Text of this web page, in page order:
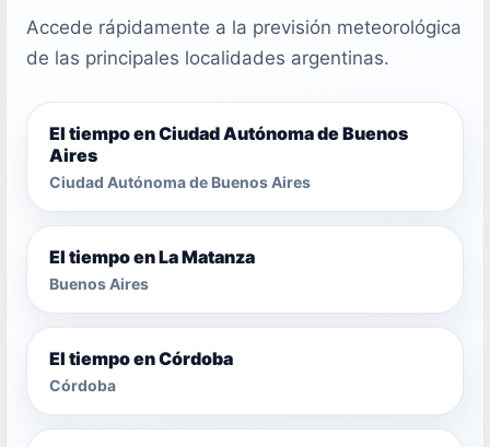
Accede rápidamente a la previsión meteorológica
de las principales localidades argentinas.
El tiempo en Ciudad Autónoma de Buenos
Aires
Ciudad Autónoma de Buenos Aires
El tiempo en La Matanza
Buenos Aires
El tiempo en Córdoba
Córdoba